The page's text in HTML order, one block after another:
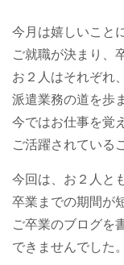
今月は嬉しいこと
ご就職が決まり、
お２人はそれぞれ
派遣業務の道を歩
今ではお仕事を覚
ご活躍されている
今回は、お２人と
卒業までの期間が
ご卒業のブログを
できませんでした。